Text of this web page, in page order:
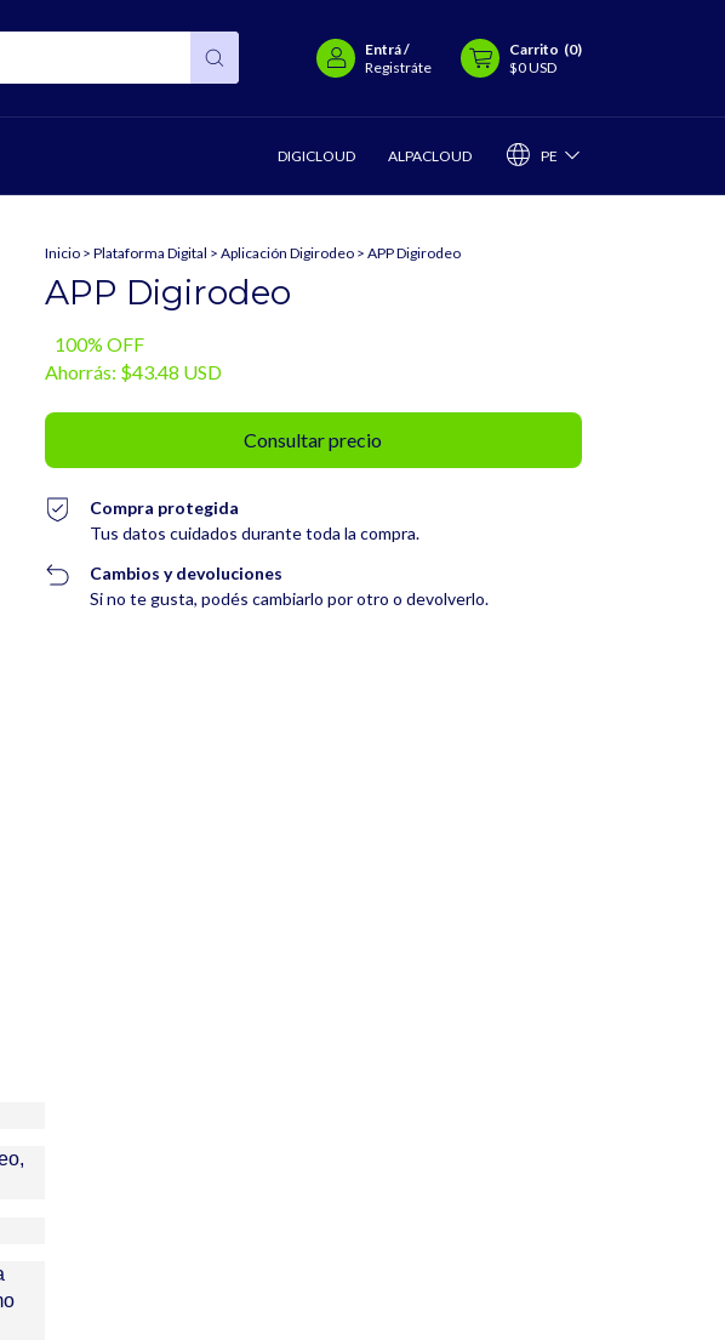
Entrá/
Registráte
Carrito (0)
$0 USD
DIGICLOUD ALPACLOUD PE
Inicio > Plataforma Digital > Aplicación Digirodeo > APP Digirodeo
APP Digirodeo
100% OFF
Ahorrás: $43.48 USD
Compra protegida
Tus datos cuidados durante toda la compra.
Cambios y devoluciones
Si no te gusta, podés cambiarlo por otro o devolverlo.